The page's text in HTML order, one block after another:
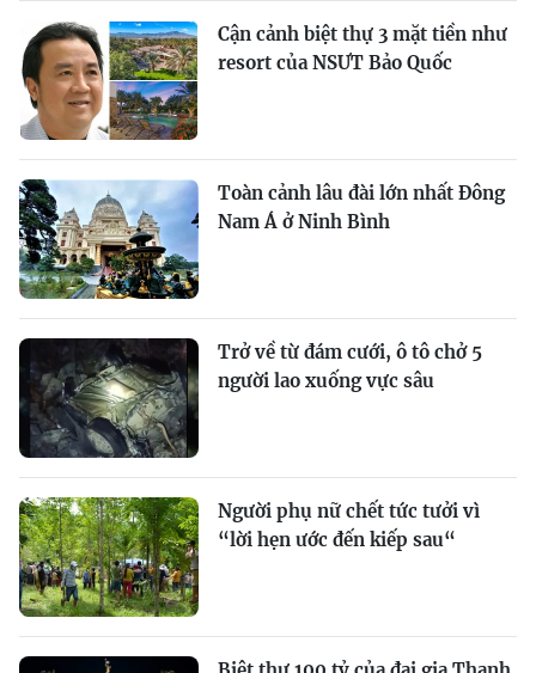
Cận cảnh biệt thự 3 mặt tiền như
resort của NSƯT Bảo Quốc
Toàn cảnh lâu đài lớn nhất Đông
Nam Á ở Ninh Bình
Trở về từ đám cưới, ô tô chở 5
người lao xuống vực sâu
Người phụ nữ chết tức tưởi vì
“lời hẹn ước đến kiếp sau“